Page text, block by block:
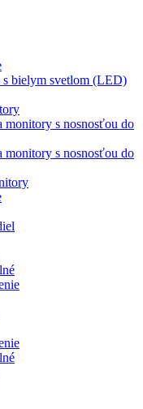
bielym svetlom (LED)
monitory s nosnosťou do
monitory s nosnosťou do